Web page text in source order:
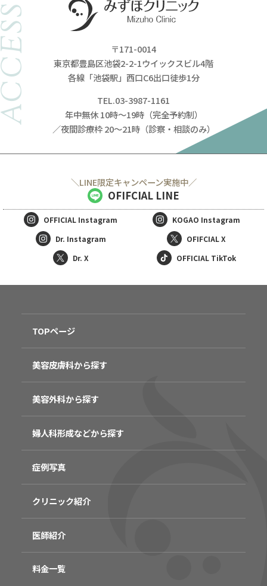
〒171-0014
東京都豊島区池袋2-2-1ウイックスビル4階
各線「池袋駅」西口C6出口徒歩1分
TEL.03-3987-1161
年中無休 10時～19時（完全予約制）
／夜間診療枠 20～21時（診察・相談のみ）
＼LINE限定キャンペーン実施中／
OFIFCIAL LINE
OFFICIAL Instagram KOGAO Instagram
Dr. Instagram
OFIFCIAL X
Dr. X
OFFICIAL TikTok
TOPページ
美容皮膚科から探す
美容外科から探す
婦人科形成などから探す
症例写真
クリニック紹介
医師紹介
料金一覧